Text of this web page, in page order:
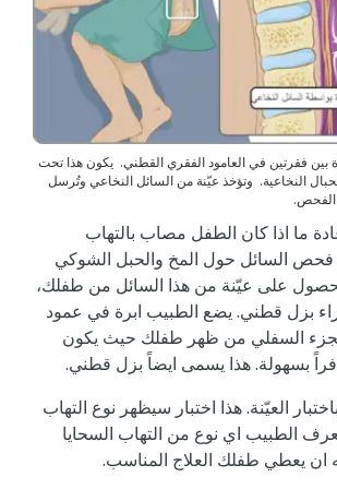
بين فقرتين في العامود الفقري القطني. يكون هذا تحت
النخاعية. وتؤخذ عيّنة من السائل النخاعي وتُرسل
الفحص.
ما اذا كان الطفل مصاب بالتهاب
فحص السائل حول المخ والحبل الشوكي
على عيّنة من هذا السائل من طفلك،
بزل قطني. يضع الطبيب ابرة في عمود
السفلي من ظهر طفلك حيث يكون
بسهولة. هذا يسمى ايضاً بزل قطني.
العيّنة. هذا اختبار سيظهر نوع التهاب
الطبيب اي نوع من التهاب السحايا
ان يعطي طفلك العلاج المناسب.